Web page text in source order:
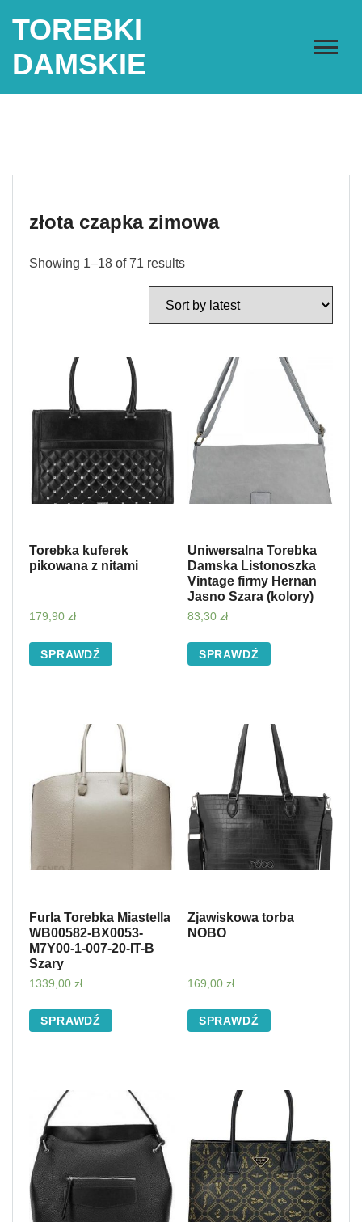
TOREBKI
DAMSKIE
złota czapka zimowa
Showing 1–18 of 71 results
Torebka kuferek
pikowana z nitami
179,90 zł
SPRAWDŹ
Uniwersalna Torebka
Damska Listonoszka
Vintage firmy Hernan
Jasno Szara (kolory)
83,30 zł
SPRAWDŹ
Furla Torebka Miastella
WB00582-BX0053-
M7Y00-1-007-20-IT-B
Szary
1339,00 zł
SPRAWDŹ
Zjawiskowa torba
NOBO
169,00 zł
SPRAWDŹ